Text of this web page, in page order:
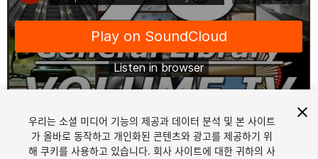
1/3
우리는 소셜 미디어 기능의 제공과 데이터 분석 및 본 사이트
가 올바로 동작하고 개인화된 콘텐츠와 광고를 제공하기 위
해 쿠키를 사용하고 있습니다. 회사 사이트에 대한 귀하의 사